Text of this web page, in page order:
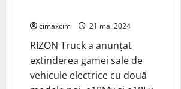
cimaxcim 21 mai 2024
RIZON Truck a anunțat
extinderea gamei sale de
vehicule electrice cu două